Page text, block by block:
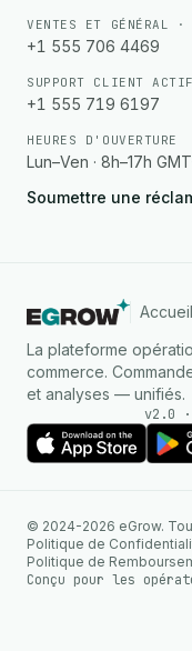
VENTES ET GÉNÉRAL ·
+1 555 706 4469
SUPPORT CLIENT
+1 555 719 6197
HEURES D'OUVERTURE
Lun–Ven · 8h–17h
Soumettre une
Accueil
La plateforme
commerce.
et analyses — unifiés.
v2.0 ·
© 2024-2026 eGrow.
Politique de
Politique de
Conçu pour les